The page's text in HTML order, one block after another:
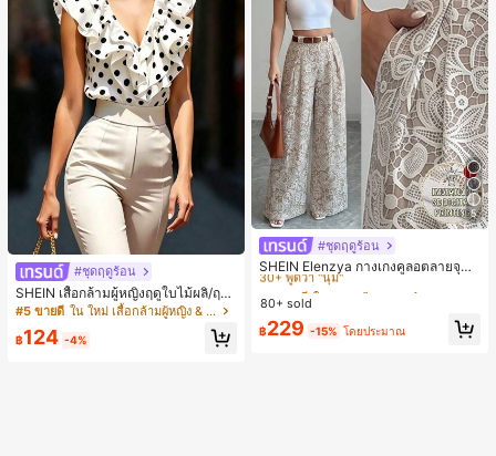
#ชุดฤดูร้อน
SHEIN เสื้อกล้ามผู้หญิงฤดูใบไม้ผลิ/ฤดูร้
อน ใหม่ สไตล์มินิมอลลำลองหรูหรา สีบ
ล็อก ลายจุด คอวี แพตช์เวิร์ก ชายระบา
ย แขนกุด ทรงเข้ารูป อเนกประสงค์, เสื้อ
#5 ขายดี ใน ใหม่ เสื้อกล้ามผู้หญิง & Camis
฿124 -4%
5
#ชุดฤดูร้อน
SHEIN Elenzya กางเกงคูลอตลายจุดเ
อวสูงแบบใหม่สำหรับฤดูใบไม้ผลิ/ฤดูร้อ
น, สไตล์หรูหราเหมาะสำหรับใส่ในชีวิต
ประจำวันและทำงาน, ให้ความรู้สึกวินเ
ทจสำหรับฤดูรับปริญญา, เทศกาลดนตร
ี, การแข่งม้าดาร์บี้, วันประกาศอิสรภาพ
#4 ขายดี
ใน หลากสี กางเกงลำลอง
30+ พูดว่า "นุ่ม"
#4 ขายดี ใน หลากสี กางเกงลำลอง
30+ พูดว่า "นุ่ม"
#4 ขายดี ใน หลากสี กางเกงลำลอง
30+ พูดว่า "นุ่ม"
#4 ขายดี
ใน หลากสี กางเกงลำลอง
80+ sold
฿229 -15% โดยประมาณ